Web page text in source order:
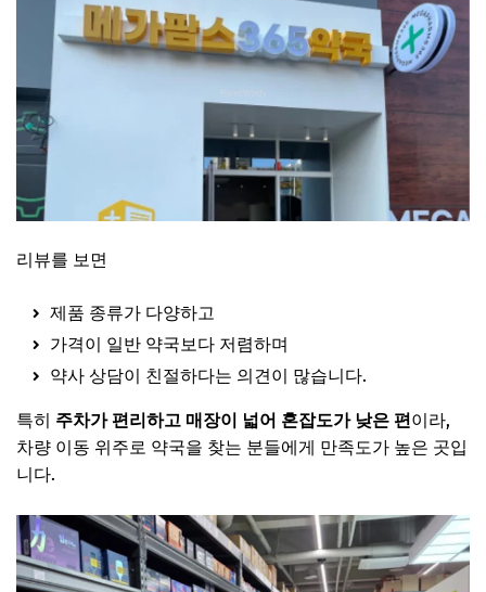
리뷰를 보면
제품 종류가 다양하고
가격이 일반 약국보다 저렴하며
약사 상담이 친절하다는 의견이 많습니다.
특히 주차가 편리하고 매장이 넓어 혼잡도가 낮은 편이라,
차량 이동 위주로 약국을 찾는 분들에게 만족도가 높은 곳입
니다.